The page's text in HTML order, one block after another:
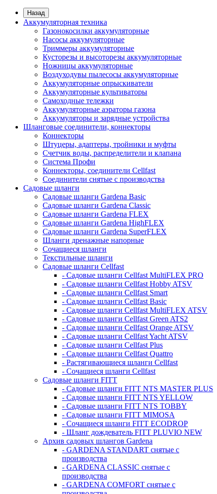
Назад
Аккумуляторная техника
Газонокосилки аккумуляторные
Насосы аккумуляторные
Триммеры аккумуляторные
Кусторезы и высоторезы аккумуляторные
Ножницы аккумуляторные
Воздуходувы пылесосы аккумуляторные
Аккумуляторные опрыскиватели
Аккумуляторные культиваторы
Самоходные тележки
Аккумуляторные аэраторы газона
Аккумуляторы и зарядные устройства
Шланговые соединители, коннекторы
Коннекторы
Штуцеры, адаптеры, тройники и муфты
Счетчик воды, распределители и клапана
Система Профи
Коннекторы, соединители Cellfast
Соединители снятые с производства
Садовые шланги
Садовые шланги Gardena Basic
Садовые шланги Gardena Classic
Садовые шланги Gardena FLEX
Садовые шланги Gardena HighFLEX
Садовые шланги Gardena SuperFLEX
Шланги дренажные напорные
Сочащиеся шланги
Текстильные шланги
Садовые шланги Cellfast
- Садовые шланги Cellfast MultiFLEX PRO
- Садовые шланги Cellfast Hobby ATSV
- Садовые шланги Cellfast Smart
- Садовые шланги Cellfast Basic
- Садовые шланги Cellfast MultiFLEX ATSV
- Садовые шланги Cellfast Green ATS2
- Садовые шланги Cellfast Orange ATSV
- Садовые шланги Cellfast Yacht ATSV
- Садовые шланги Cellfast Plus
- Садовые шланги Cellfast Quattro
- Растягивающиеся шланги Cellfast
- Сочащиеся шланги Cellfast
Садовые шланги FITT
- Садовые шланги FITT NTS MASTER PLUS
- Садовые шланги FITT NTS YELLOW
- Садовые шланги FITT NTS TOBBY
- Садовые шланги FITT MIMOSA
- Сочащиеся шланги FITT ECODROP
- Шланг дождеватель FITT PLUVIO NEW
Архив садовых шлангов Gardena
- GARDENA STANDART снятые с
производства
- GARDENA CLASSIC снятые с
производства
- GARDENA COMFORT снятые с